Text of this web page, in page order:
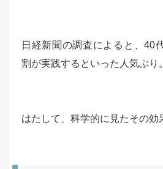
日経新聞の調査によると、40
割が実践するといった人気ぶり。
はたして、科学的に見たその効